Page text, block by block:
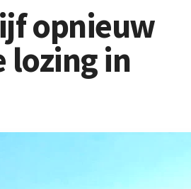
opnieuw
lozing in